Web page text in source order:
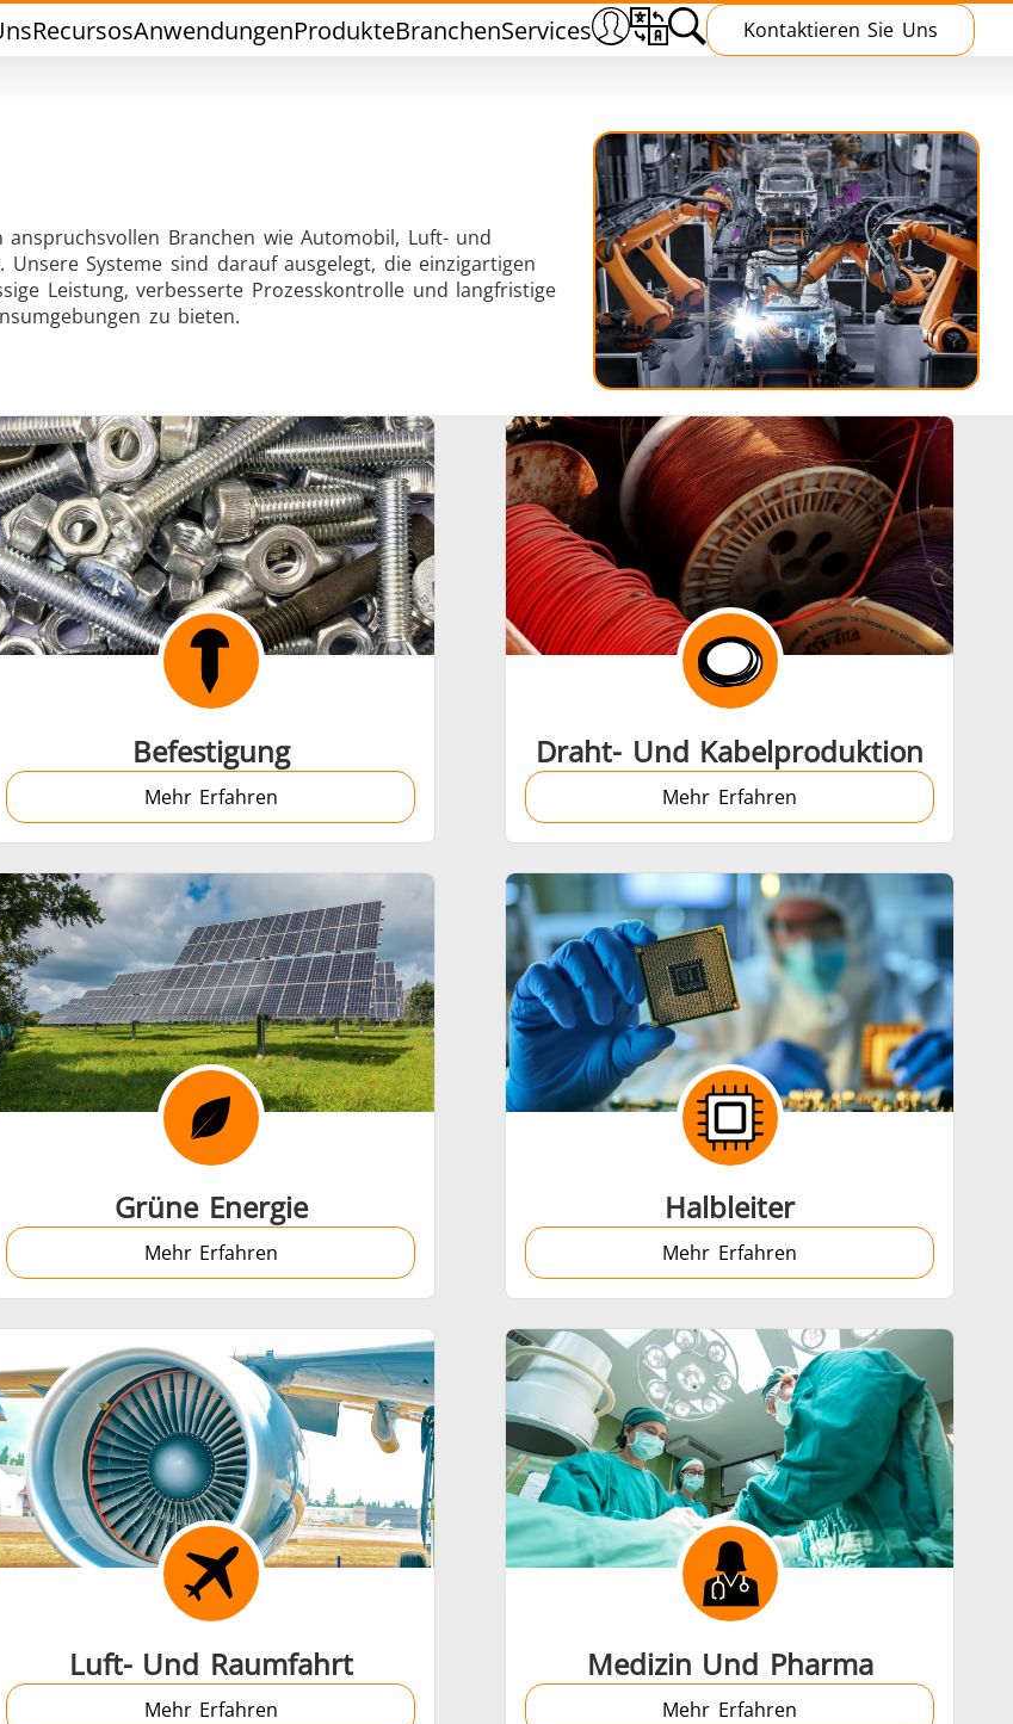
RecursosAnwendungenProdukteBranchenServices Kontaktieren Sie Uns
Werkzeuglöten Wärmebehandlung
Warm Umformen / Schmieden Induktive Aushärtung
Steuergeräte Zubehoer
Induktionsspulen
Draht- und Kabelproduktion Elektrofahrzeuge (EV)
HVAC Luft- und Raumfahrt
Rechenzentren & KI Rohr- und Leitungsproduktion
Branchen wie Automobil, Luft- und
Systeme sind darauf ausgelegt, die einzigartigen
Leistung, verbesserte Prozesskontrolle und langfristige
zu bieten.
Befestigung
Mehr Erfahren
Draht- Und Kabelproduktion
Mehr Erfahren
Grüne Energie
Mehr Erfahren
Halbleiter
Mehr Erfahren
Luft- Und Raumfahrt
Mehr Erfahren
Medizin Und Pharma
Mehr Erfahren